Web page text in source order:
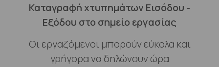
Καταγραφή χτυπημάτων Εισόδου -
Εξόδου στο σημείο εργασίας
Οι εργαζόμενοι μπορούν εύκολα και
γρήγορα να δηλώνουν ώρα